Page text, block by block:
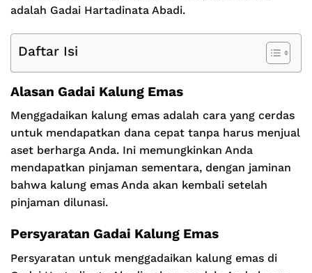
adalah Gadai Hartadinata Abadi.
Daftar Isi
Alasan Gadai Kalung Emas
Menggadaikan kalung emas adalah cara yang cerdas
untuk mendapatkan dana cepat tanpa harus menjual
aset berharga Anda. Ini memungkinkan Anda
mendapatkan pinjaman sementara, dengan jaminan
bahwa kalung emas Anda akan kembali setelah
pinjaman dilunasi.
Persyaratan Gadai Kalung Emas
Persyaratan untuk menggadaikan kalung emas di